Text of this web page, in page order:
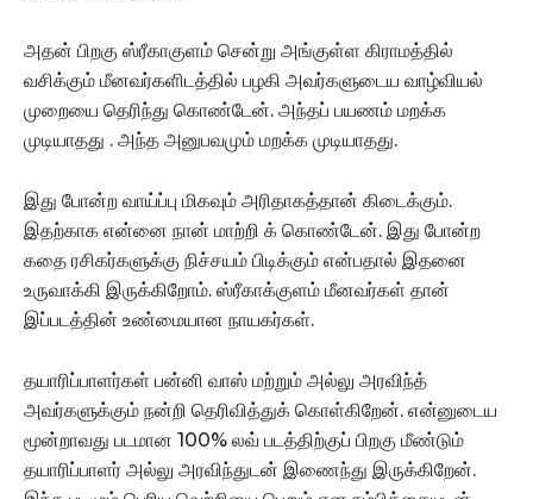
அதன் பிறகு ஸ்ரீகாகுளம் சென்று அங்குள்ள கிராமத்தில்
வசிக்கும் மீனவர்களிடத்தில் பழகி அவர்களுடைய வாழ்வியல்
முறையை தெரிந்து கொண்டேன்.‌ அந்தப் பயணம் மறக்க
முடியாதது . அந்த அனுபவமும் மறக்க முடியாதது.
இது போன்ற வாய்ப்பு மிகவும் அரிதாகத்தான் கிடைக்கும்.
இதற்காக என்னை நான் மாற்றி க் கொண்டேன்.‌ இது போன்ற
கதை ரசிகர்களுக்கு நிச்சயம் பிடிக்கும் என்பதால் இதனை
உருவாக்கி இருக்கிறோம். ஸ்ரீகாக்குளம் மீனவர்கள் தான்
இப்படத்தின் உண்மையான நாயகர்கள்.
தயாரிப்பாளர்கள் பன்னி வாஸ் மற்றும் அல்லு அரவிந்த்
அவர்களுக்கும் நன்றி தெரிவித்துக் கொள்கிறேன். என்னுடைய
மூன்றாவது படமான 100% லவ் படத்திற்குப் பிறகு மீண்டும்
தயாரிப்பாளர் அல்லு அரவிந்துடன் இணைந்து இருக்கிறேன்.